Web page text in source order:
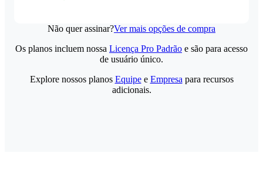
Não quer assinar?Ver mais opções de compra
Os planos incluem nossa Licença Pro Padrão e são para acesso
de usuário único.
Explore nossos planos Equipee Empresa para recursos
adicionais.